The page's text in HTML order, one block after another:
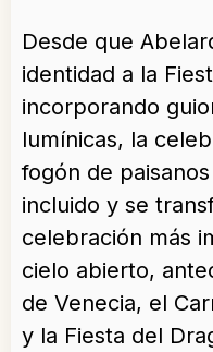
Desde que
identidad a la
incorporando
lumínicas, la
fogón de
incluido y se
celebración más
cielo abierto,
de Venecia, el
y la Fiesta del